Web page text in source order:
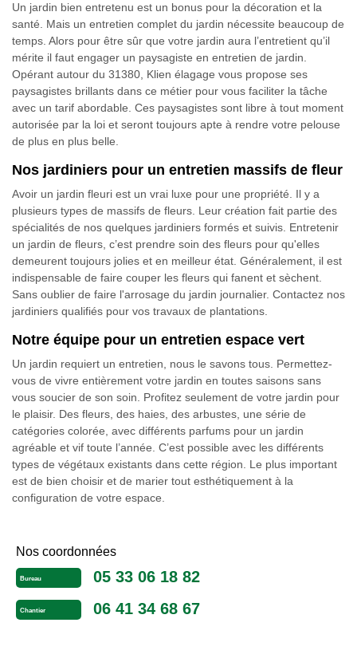
Un jardin bien entretenu est un bonus pour la décoration et la
santé. Mais un entretien complet du jardin nécessite beaucoup de
temps. Alors pour être sûr que votre jardin aura l’entretient qu’il
mérite il faut engager un paysagiste en entretien de jardin.
Opérant autour du 31380, Klien élagage vous propose ses
paysagistes brillants dans ce métier pour vous faciliter la tâche
avec un tarif abordable. Ces paysagistes sont libre à tout moment
autorisée par la loi et seront toujours apte à rendre votre pelouse
de plus en plus belle.
Nos jardiniers pour un entretien massifs de fleur
Avoir un jardin fleuri est un vrai luxe pour une propriété. Il y a
plusieurs types de massifs de fleurs. Leur création fait partie des
spécialités de nos quelques jardiniers formés et suivis. Entretenir
un jardin de fleurs, c’est prendre soin des fleurs pour qu'elles
demeurent toujours jolies et en meilleur état. Généralement, il est
indispensable de faire couper les fleurs qui fanent et sèchent.
Sans oublier de faire l'arrosage du jardin journalier. Contactez nos
jardiniers qualifiés pour vos travaux de plantations.
Notre équipe pour un entretien espace vert
Un jardin requiert un entretien, nous le savons tous. Permettez-
vous de vivre entièrement votre jardin en toutes saisons sans
vous soucier de son soin. Profitez seulement de votre jardin pour
le plaisir. Des fleurs, des haies, des arbustes, une série de
catégories colorée, avec différents parfums pour un jardin
agréable et vif toute l’année. C’est possible avec les différents
types de végétaux existants dans cette région. Le plus important
est de bien choisir et de marier tout esthétiquement à la
configuration de votre espace.
Nos coordonnées
Bureau 05 33 06 18 82
Chantier 06 41 34 68 67